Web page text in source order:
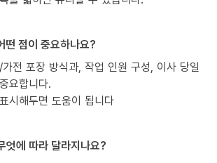
떤 점이 중요하나요?
전 포장 방식과, 작업 인원 구성, 이사 당일
요합니다.
시해두면 도움이 됩니다
엇에 따라 달라지나요?